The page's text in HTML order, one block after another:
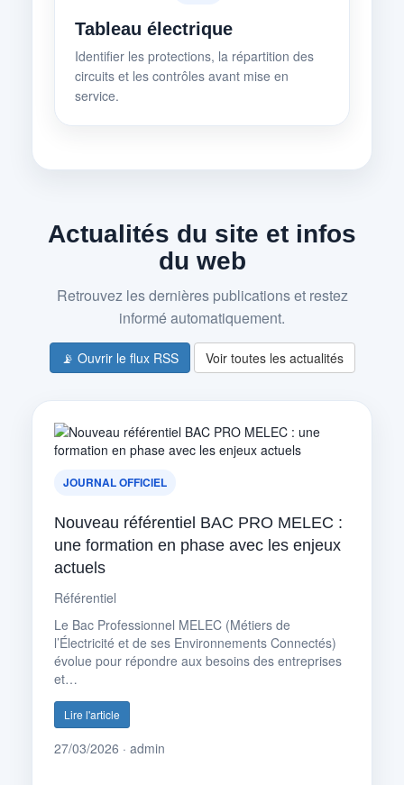
Tableau électrique
Identifier les protections, la répartition des
circuits et les contrôles avant mise en
service.
Actualités du site et infos
du web
Retrouvez les dernières publications et restez
informé automatiquement.
📡 Ouvrir le flux RSS Voir toutes les actualités
JOURNAL OFFICIEL
Nouveau référentiel BAC PRO MELEC :
une formation en phase avec les enjeux
actuels
Référentiel
Le Bac Professionnel MELEC (Métiers de
l’Électricité et de ses Environnements Connectés)
évolue pour répondre aux besoins des entreprises
et…
Lire l'article
27/03/2026 · admin